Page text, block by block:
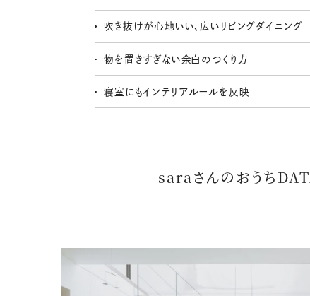
吹き抜けが心地いい、広いリビングダイニング
物を置きすぎない余白のつくり方
寝室にもインテリアルールを反映
saraさんのおうち